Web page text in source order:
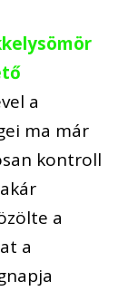
a
ma már
kontroll
a
a